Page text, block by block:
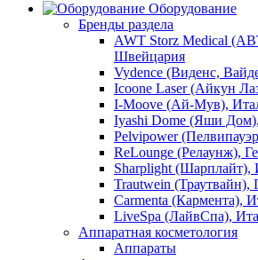
Оборудование
Бренды раздела
AWT Storz Medical
Швейцария
Vydence (Виденс,
Icoone Laser (Айкун
I-Moove (Ай-Мув),
Iyashi Dome (Яши
Pelvipower
ReLounge (Релаунж),
Sharplight
Trautwein (Траутвайн),
Carmenta (Кармента),
LiveSpa (ЛайвСпа),
Аппаратная косметология
Аппараты